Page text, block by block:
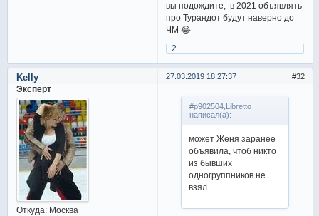
вы подождите, в 2021 объявлять
про Турандот будут наверно до
ЧМ 😂
+2
32
27.03.2019 18:27:37
Kelly
Эксперт
Откуда:Москва
#p902504,Libretto
написал(а):
может Женя заранее
объявила, чтоб никто
из бывших
одногруппников не
взял.